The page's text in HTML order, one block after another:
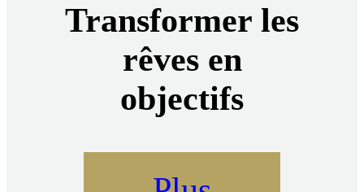
Transformer les
rêves en
objectifs